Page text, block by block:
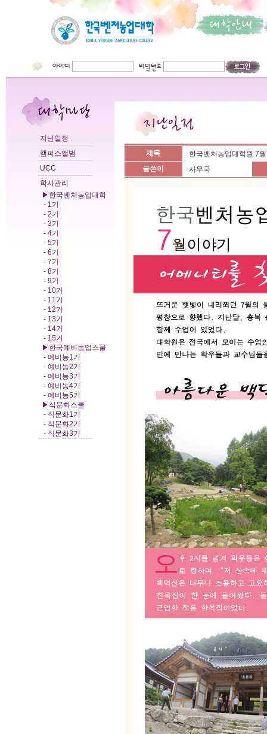
지난일정
캠퍼스앨범
UCC
학사관리
▶한국벤처농업대학
- 1기
- 2기
- 3기
- 4기
- 5기
- 6기
- 7기
- 8기
- 9기
- 10기
- 11기
- 12기
- 13기
- 14기
- 15기
▶한국예비농업스쿨
- 예비농1기
- 예비농2기
- 예비농3기
- 예비농4기
- 예비농5기
▶식문화스쿨
- 식문화1기
- 식문화2기
- 식문화3기
제목
한국벤처농업대학원 7
글쓴이
사무국